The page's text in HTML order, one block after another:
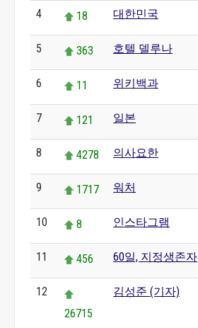
4 18 대한민국
5 363 호텔 델루나
6 11 위키백과
7 121 일본
8 4278 의사요한
9 1717 워처
10 8 인스타그램
11 456 60일, 지정생존자
12
26715
김성준 (기자)